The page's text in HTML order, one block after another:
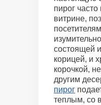
пирог
витрине,
состоящей
корицей, и
корочкой,
другим
пирог
теплым, со